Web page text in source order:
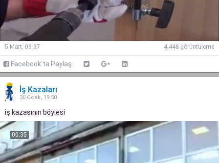
5 Mart, 09:37 4.448 görüntüleme
Facebook'ta Paylaş
İş Kazaları
30 Ocak, 19:50
iş kazasının böylesi
00:35